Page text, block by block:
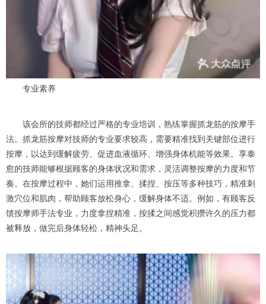
专业素养
该会所的技师都经过严格的专业培训，熟练掌握抓龙筋的按摩手
法。抓龙筋按摩对技师的专业要求较高，需要精准找到关键部位进行
按摩，以达到缓解疲劳、促进血液循环、增强身体机能等效果。享泰
愈的技师能够根据顾客的身体状况和需求，灵活调整按摩的力度和节
奏。在按摩过程中，她们运用推拿、揉捏、按压等多种技巧，精准刺
激穴位和肌肉，帮助顾客放松身心，缓解身体不适。例如，有顾客反
馈按摩师手法专业，力度拿捏精准，按揉之间感觉积攒许久的压力都
被释放，做完后身体轻松，精神头足。